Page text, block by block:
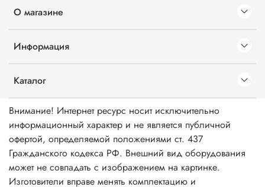
О магазине
Информация
Каталог
Внимание! Интернет ресурс носит исключительно
информационный характер и не является публичной
офертой, определяемой положениями ст. 437
Гражданского кодекса РФ. Внешний вид оборудования
может не совпадать с изображением на картинке.
Изготовители вправе менять комплектацию и